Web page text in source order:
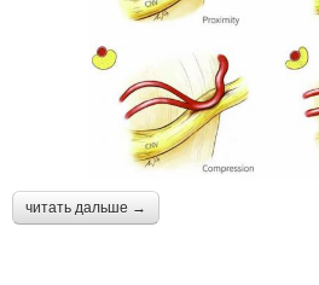
читать дальше →